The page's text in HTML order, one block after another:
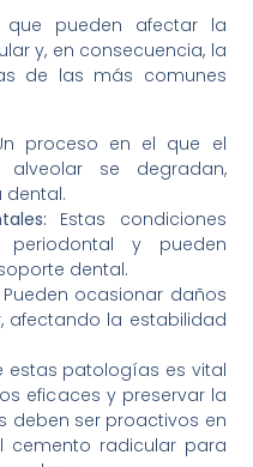
que pueden afectar la
y, en consecuencia, la
de las más comunes
proceso en el que el
se degradan,
dental.
Estas condiciones
y pueden
dental.
Pueden ocasionar daños
afectando la estabilidad
estas patologías es vital
eficaces y preservar la
deben ser proactivos en
radicular para